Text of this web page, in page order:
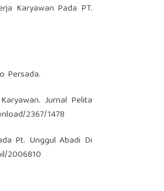
Karyawan Pada PT.
Persada.
Jurnal Pelita
2367/1478
Pt. Unggul Abadi Di
2006810